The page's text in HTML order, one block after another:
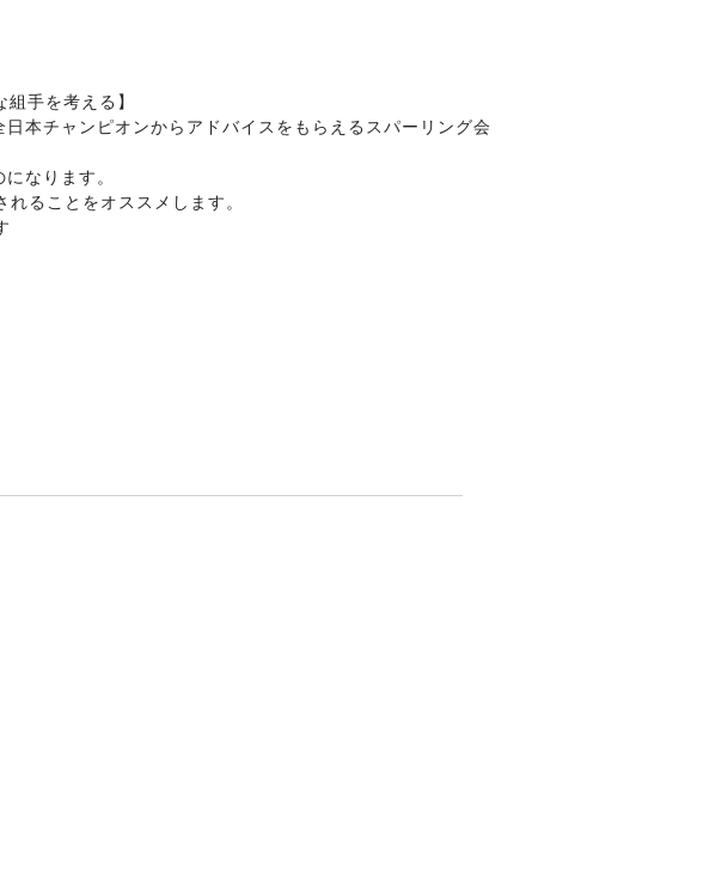
手を考える】
本チャンピオンからアドバイスをもらえるスパーリング会
なります。
ることをオススメします。